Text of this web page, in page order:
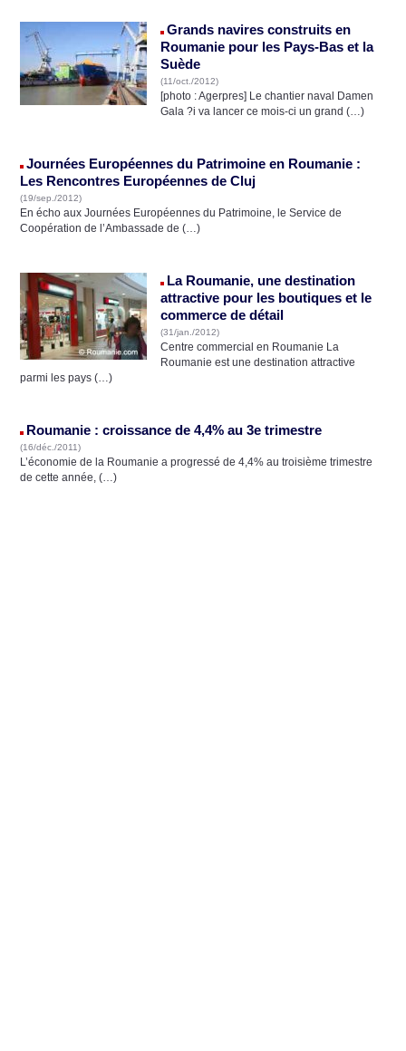
Grands navires construits en
Roumanie pour les Pays-Bas et la
Suède
(11/oct./2012)
[photo : Agerpres] Le chantier naval Damen
Gala ?i va lancer ce mois-ci un grand (…)
Journées Européennes du Patrimoine en Roumanie :
Les Rencontres Européennes de Cluj
(19/sep./2012)
En écho aux Journées Européennes du Patrimoine, le Service de
Coopération de l’Ambassade de (…)
La Roumanie, une destination
attractive pour les boutiques et le
commerce de détail
(31/jan./2012)
Centre commercial en Roumanie La
Roumanie est une destination attractive
parmi les pays (…)
Roumanie : croissance de 4,4% au 3e trimestre
(16/déc./2011)
L’économie de la Roumanie a progressé de 4,4% au troisième trimestre
de cette année, (…)